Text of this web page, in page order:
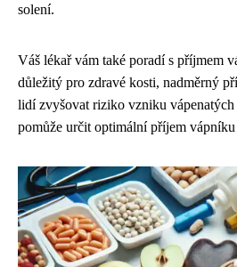
solení.
Váš lékař vám také poradí s příjmem
důležitý pro zdravé kosti, nadměrný
lidí zvyšovat riziko vzniku
pomůže určit optimální příjem vápníku